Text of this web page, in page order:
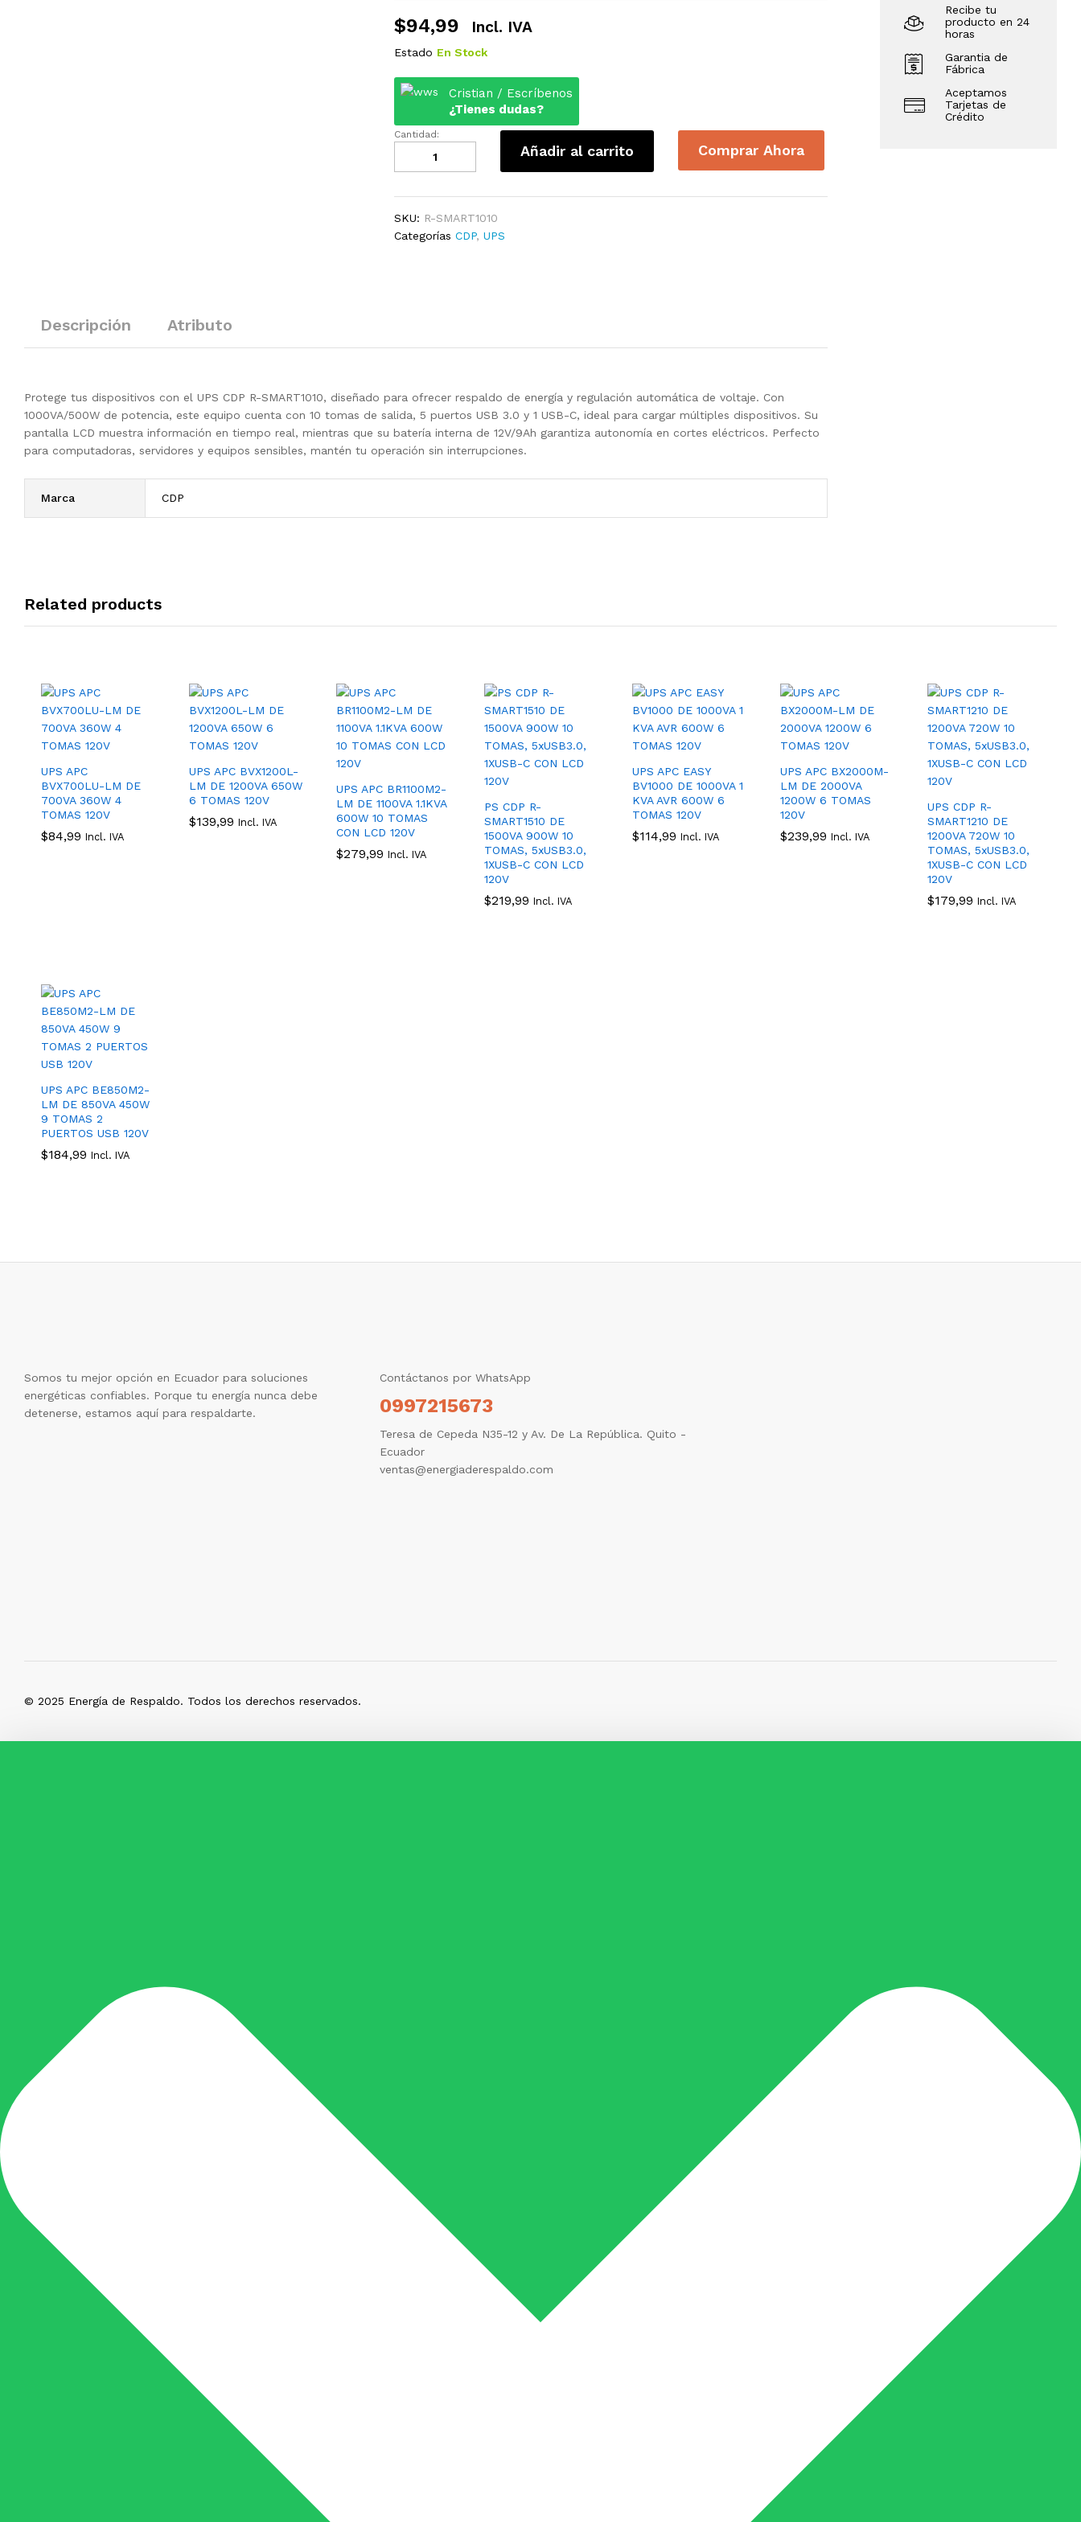
$94,99 Incl. IVA
Estado En Stock
Cristian / Escríbenos
¿Tienes dudas?
UPS
R-
1000VA
500W
CON
quantity
Cantidad:
Añadir al carrito Comprar Ahora
SKU: R-SMART1010
Categorías CDP, UPS
Descripción Atributo
Protege tus dispositivos con el UPS CDP R-SMART1010, diseñado para ofrecer respaldo de energía y regulación automática de voltaje. Con
1000VA/500W de potencia, este equipo cuenta con 10 tomas de salida, 5 puertos USB 3.0 y 1 USB-C, ideal para cargar múltiples dispositivos. Su
pantalla LCD muestra información en tiempo real, mientras que su batería interna de 12V/9Ah garantiza autonomía en cortes eléctricos. Perfecto
para computadoras, servidores y equipos sensibles, mantén tu operación sin interrupciones.
Marca CDP
Recibe tu
producto en 24
horas
Garantia de
Fábrica
Aceptamos
Tarjetas de
Crédito
Related products
UPS APC
BVX700LU-LM DE
700VA 360W 4
TOMAS 120V
$84,99 Incl. IVA
$84,99
UPS APC BVX1200L-
LM DE 1200VA 650W
6 TOMAS 120V
$139,99 Incl. IVA
$139,99
UPS APC BR1100M2-
LM DE 1100VA 1.1KVA
600W 10 TOMAS
CON LCD 120V
$279,99 Incl. IVA
$279,99
PS CDP R-
SMART1510 DE
1500VA 900W 10
TOMAS, 5xUSB3.0,
1XUSB-C CON LCD
120V
$219,99 Incl. IVA
$219,99
UPS APC EASY
BV1000 DE 1000VA 1
KVA AVR 600W 6
TOMAS 120V
$114,99 Incl. IVA
$114,99
UPS APC BX2000M-
LM DE 2000VA
1200W 6 TOMAS
120V
$239,99 Incl. IVA
$239,99
UPS CDP R-
SMART1210 DE
1200VA 720W 10
TOMAS, 5xUSB3.0,
1XUSB-C CON LCD
120V
$179,99 Incl. IVA
$179,99
UPS APC BE850M2-
LM DE 850VA 450W
9 TOMAS 2
PUERTOS USB 120V
$184,99 Incl. IVA
$184,99
Somos tu mejor opción en Ecuador para soluciones
energéticas confiables. Porque tu energía nunca debe
detenerse, estamos aquí para respaldarte.
Contáctanos por WhatsApp
0997215673
Teresa de Cepeda N35-12 y Av. De La República. Quito -
Ecuador
ventas@energiaderespaldo.com
© 2025 Energía de Respaldo. Todos los derechos reservados.